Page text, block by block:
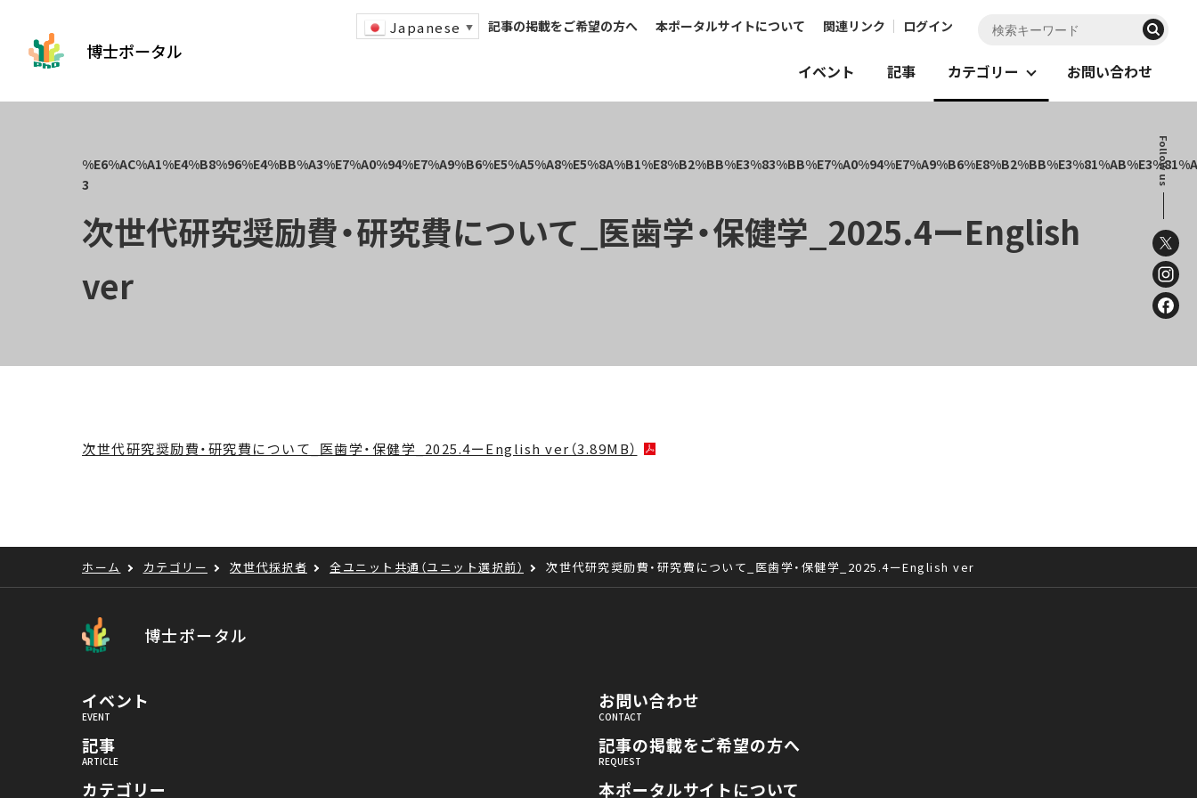
博士ポータル
Japanese ▼ 記事の掲載をご希望の方へ 本ポータルサイトについて 関連リンク ログイン
イベント 記事 カテゴリー お問い合わせ
次世代研究奨励費・研究費について_医歯学・保健学_2025.4ーEnglish
ver
次世代研究奨励費・研究費について_医歯学・保健学_2025.4ーEnglish ver（3.89MB）
ホーム カテゴリー 次世代採択者 全ユニット共通（ユニット選択前） 次世代研究奨励費・研究費について_医歯学・保健学_2025.4ーEnglish ver
Follow us
博士ポータル
イベント
記事
カテゴリー
お問い合わせ
記事の掲載をご希望の方へ
本ポータルサイトについて